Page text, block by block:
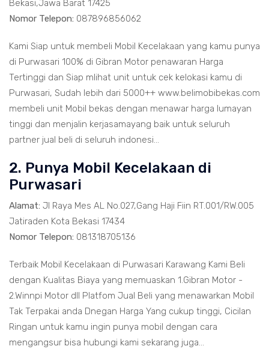
Bekasi,Jawa Barat 17425
Nomor Telepon: 087896856062
Kami Siap untuk membeli Mobil Kecelakaan yang kamu punya
di Purwasari 100% di Gibran Motor penawaran Harga
Tertinggi dan Siap mlihat unit untuk cek kelokasi kamu di
Purwasari, Sudah lebih dari 5000++ www.belimobibekas.com
membeli unit Mobil bekas dengan menawar harga lumayan
tinggi dan menjalin kerjasamayang baik untuk seluruh
partner jual beli di seluruh indonesi...
2. Punya Mobil Kecelakaan di
Purwasari
Alamat: Jl Raya Mes AL No.027,Gang Haji Fiin RT.001/RW.005
Jatiraden Kota Bekasi 17434
Nomor Telepon: 081318705136
Terbaik Mobil Kecelakaan di Purwasari Karawang Kami Beli
dengan Kualitas Biaya yang memuaskan 1.Gibran Motor -
2.Winnpi Motor dll Platfom Jual Beli yang menawarkan Mobil
Tak Terpakai anda Dnegan Harga Yang cukup tinggi, Cicilan
Ringan untuk kamu ingin punya mobil dengan cara
mengangsur bisa hubungi kami sekarang juga...